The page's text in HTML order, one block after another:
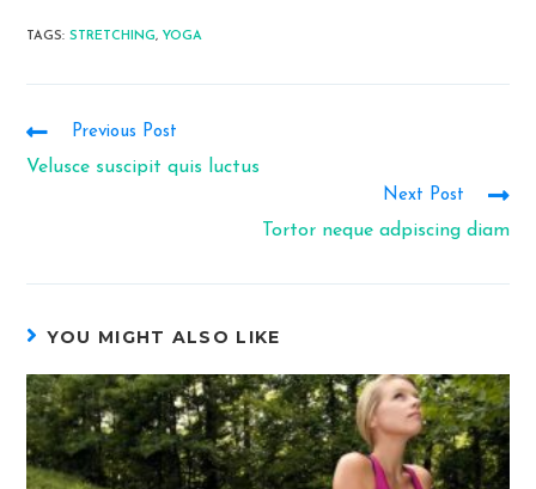
TAGS:STRETCHING, YOGA
Read
more
articles
Previous Post
Velusce suscipit quis luctus
Next Post
Tortor neque adpiscing diam
YOU MIGHT ALSO LIKE